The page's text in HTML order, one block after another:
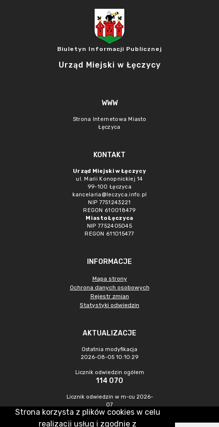
Biuletyn Informacji Publicznej
Urząd Miejski w Łęczycy
WWW
Strona Internetowa Miasto
Łęczyca
KONTAKT
Urząd Miejski w Łęczycy
ul. Marii Konopnickiej 14
99-100 Łęczyca
kancelaria@leczyca.info.pl
NIP 7751243221
REGON 610018479
Miasto Łęczyca
NIP 7752405045
REGON 611015477
INFORMACJE
Mapa strony
Ochrona danych osobowych
Rejestr zmian
Statystyki odwiedzin
AKTUALIZACJE
Ostatnia modyfikacja
2026-08-05 10:10:29
Licznik odwiedzin ogółem
114 070
Licznik odwiedzin w m-cu 2026-
07
589
Strona korzysta z plików cookies w celu
realizacji usług i zgodnie z